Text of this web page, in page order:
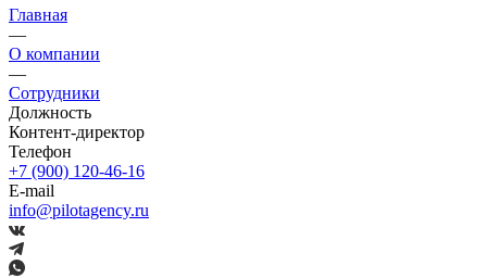
Главная
—
О компании
—
Сотрудники
Должность
Контент-директор
Телефон
+7 (900) 120-46-16
E-mail
info@pilotagency.ru